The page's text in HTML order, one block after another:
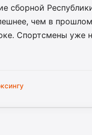
сборной
чем в
Спортсмены уже